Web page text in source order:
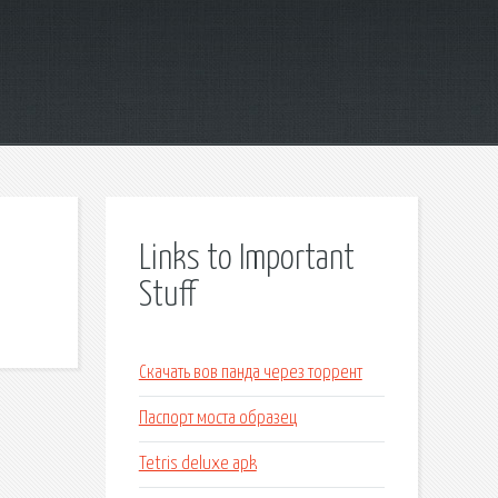
Links to Important
Stuff
Скачать вов панда через торрент
Паспорт моста образец
Tetris deluxe apk